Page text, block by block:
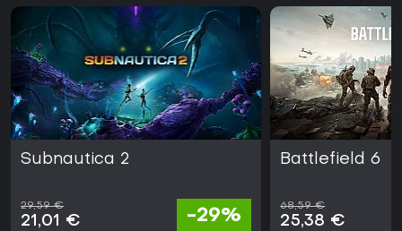
Subnautica 2
29,59 €
21,01 € -29%
Battlefield 6
68,59 €
25,38 €